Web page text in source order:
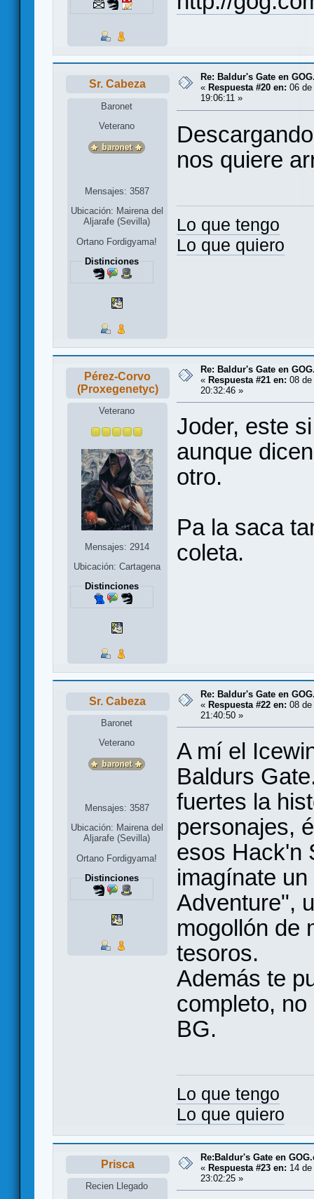
Sr. Cabeza
Baronet
Veterano
Mensajes: 3587
Ubicación: Mairena del
Aljarafe (Sevilla)
Ortano Fordigyama!
Distinciones
Re: Baldur's Gate en
« Respuesta #20 en: 06
19:06:11 »
nos quiere
Lo que tengo
Lo que quiero
Pérez-Corvo
(Proxegenetyc)
Veterano
Mensajes: 2914
Ubicación: Cartagena
Distinciones
Re: Baldur's Gate en
« Respuesta #21 en: 08
20:32:46 »
Joder, este
aunque
otro.
Pa la saca
coleta.
Sr. Cabeza
Baronet
Veterano
Mensajes: 3587
Ubicación: Mairena del
Aljarafe (Sevilla)
Ortano Fordigyama!
Distinciones
Re: Baldur's Gate en
« Respuesta #22 en: 08
21:40:50 »
A mí el
Baldurs
fuertes la
personajes,
esos Hack'n
imagínate
Adventure",
mogollón de
tesoros.
Además te
completo,
BG.
Lo que tengo
Lo que quiero
Prisca
Recien Llegado
Re:Baldur's Gate en
« Respuesta #23 en: 14
23:02:25 »